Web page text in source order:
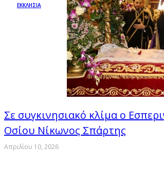
ΕΚΚΛΗΣΙΑ
Σε συγκινησιακό κλίμα ο
Οσίου Νίκωνος Σπάρτης
Απριλίου 10, 2026